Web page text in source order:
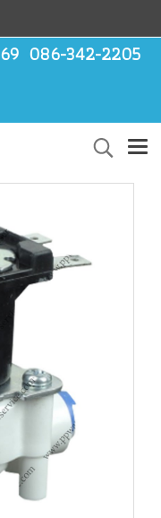
086-342-2205